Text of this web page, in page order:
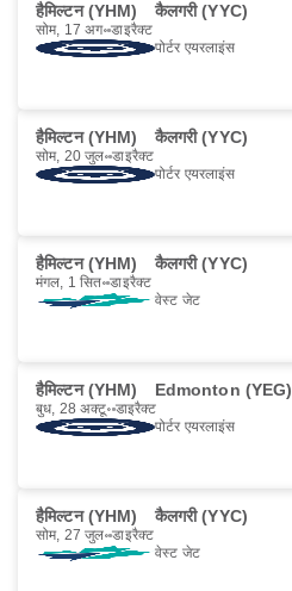
हैमिल्टन (YHM) कैलगरी (YYC)
सोम, 17 अग॰ डाइरैक्ट
पोर्टर एयरलाइंस
हैमिल्टन (YHM) कैलगरी (YYC)
सोम, 20 जुल॰ डाइरैक्ट
पोर्टर एयरलाइंस
हैमिल्टन (YHM) कैलगरी (YYC)
मंगल, 1 सित॰ डाइरैक्ट
वेस्ट जेट
हैमिल्टन (YHM) Edmonton (YEG)
बुध, 28 अक्टू॰ डाइरैक्ट
पोर्टर एयरलाइंस
हैमिल्टन (YHM) कैलगरी (YYC)
सोम, 27 जुल॰ डाइरैक्ट
वेस्ट जेट